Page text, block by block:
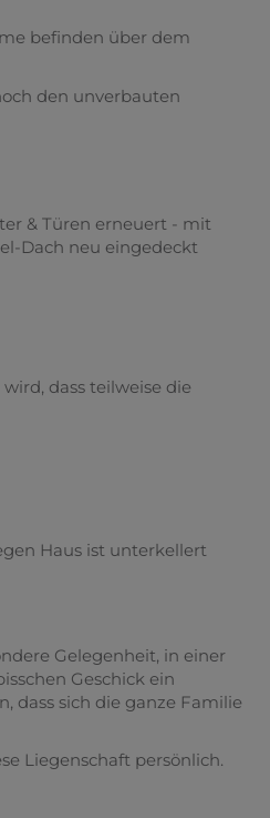
befinden über dem
den unverbauten
& Türen erneuert - mit
Dach neu eingedeckt
dass teilweise die
Haus ist unterkellert
Gelegenheit, in einer
Geschick ein
dass sich die ganze Familie
Liegenschaft persönlich.